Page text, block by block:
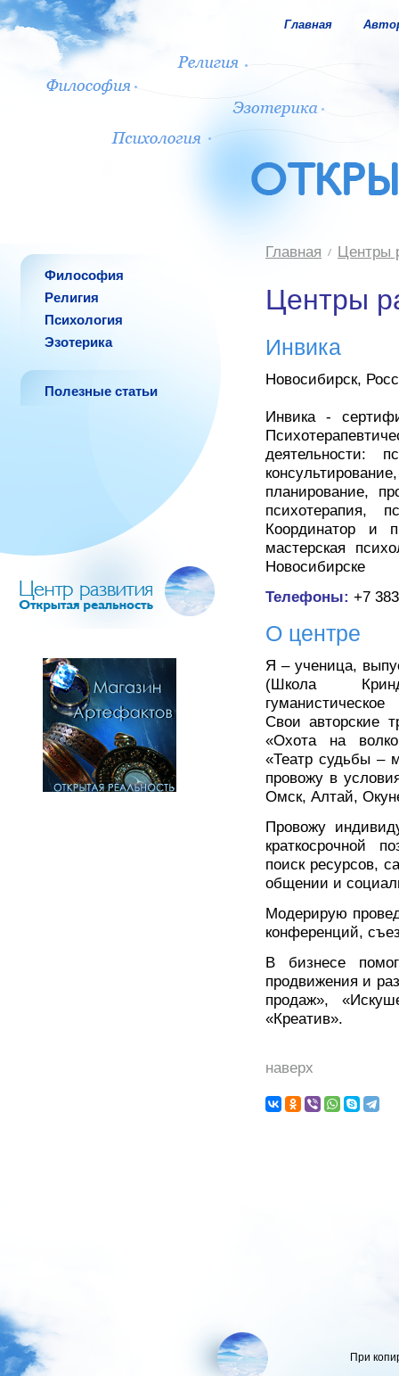
Главная
Философия
Религия
Психология
Эзотерика
Полезные статьи
Главная Центры
Центры
Инвика
Новосибирск,
Инвика -
деятельности:
планирование,
психотерапия,
Координатор и
мастерская
Новосибирске
Телефоны: +7
О центре
Я – ученица,
(Школа
Свои авторские
«Охота на
«Театр судьбы –
провожу в
Омск, Алтай,
Провожу
краткосрочной
поиск ресурсов,
общении и
Модерирую
конференций,
В бизнесе
продвижения и
продаж»,
«Креатив».
наверх
При